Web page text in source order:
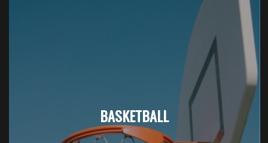
BASKETBALL